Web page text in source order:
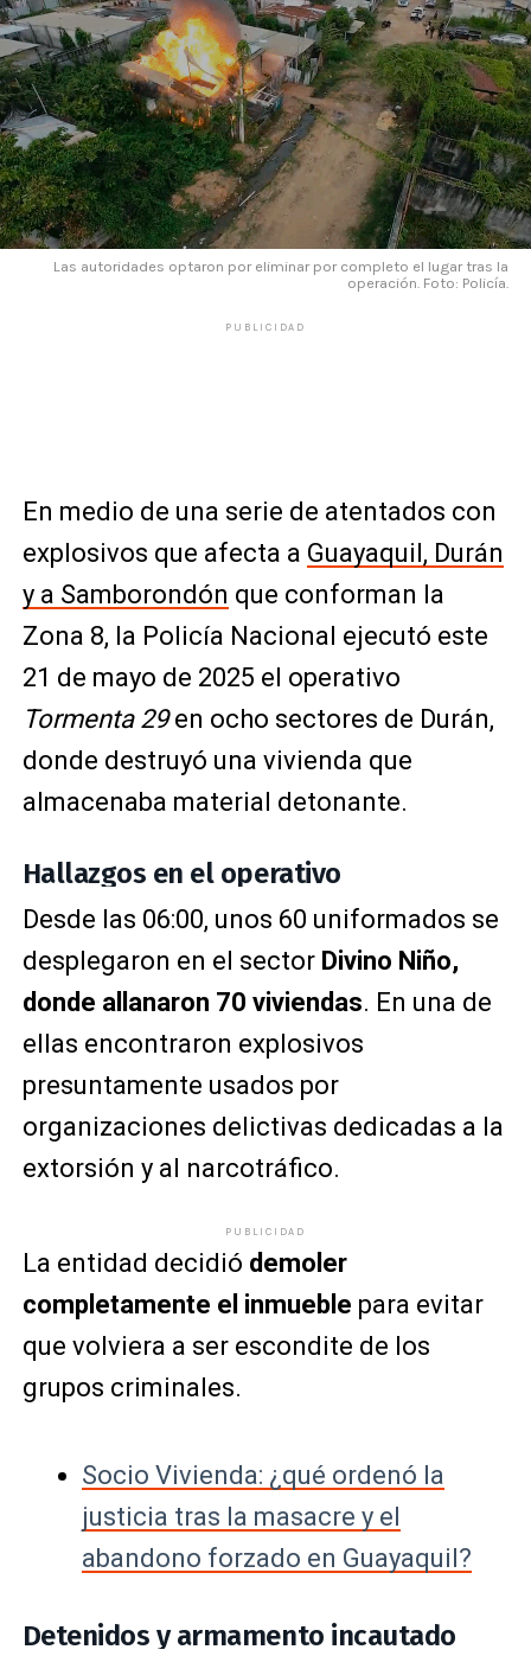
Las autoridades optaron por eliminar por completo el lugar tras la
operación. Foto: Policía.
PUBLICIDAD
En medio de una serie de atentados con
explosivos que afecta a Guayaquil, Durán
y a Samborondón que conforman la
Zona 8, la Policía Nacional ejecutó este
21 de mayo de 2025 el operativo
Tormenta 29en ocho sectores de Durán,
donde destruyó una vivienda que
almacenaba material detonante.
Hallazgos en el operativo
Desde las 06:00, unos 60 uniformados se
desplegaron en el sector Divino Niño,
donde allanaron 70 viviendas. En una de
ellas encontraron explosivos
presuntamente usados por
organizaciones delictivas dedicadas a la
extorsión y al narcotráfico.
PUBLICIDAD
La entidad decidió demoler
completamente el inmueble para evitar
que volviera a ser escondite de los
grupos criminales.
Socio Vivienda: ¿qué ordenó la
justicia tras la masacre y el
abandono forzado en Guayaquil?
Detenidos y armamento incautado